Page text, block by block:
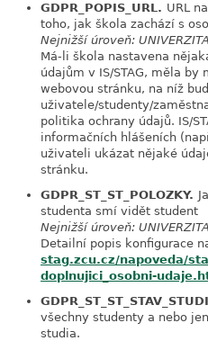
GDPR_POPIS_URL. URL
toho, jak škola zachází s
Nejnižší úroveň:
Má-li škola nastavena
údajům v IS/STAG, měla
webovou stránku, na níž
uživatele/studenty/
politika ochrany údajů. IS/
informačních hlášeních
uživateli ukázat nějaké
stránku.
GDPR_ST_ST_POLOZKY.
studenta smí vidět student
Nejnižší úroveň:
Detailní popis konfigurace
stag.zcu.cz/napoveda/
doplnujici_osobni-
všechny studenty a nebo
studia.